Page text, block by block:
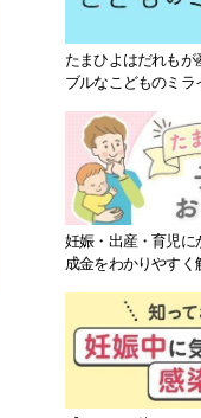
たまひよはだれも
ブルなこどものミ
妊娠・出産・育児
成金をわかりやすく